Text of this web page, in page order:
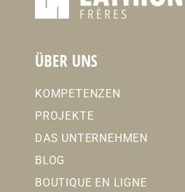
ÜBER UNS
KOMPETENZEN
PROJEKTE
DAS UNTERNEHMEN
BLOG
BOUTIQUE EN LIGNE